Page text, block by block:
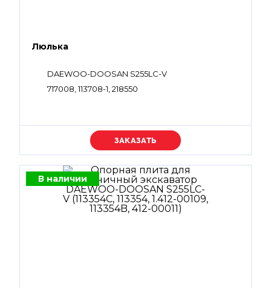
Люлька
DAEWOO-DOOSAN S255LC-V
717008, 113708-1, 218550
Уточняйте цену
В наличии